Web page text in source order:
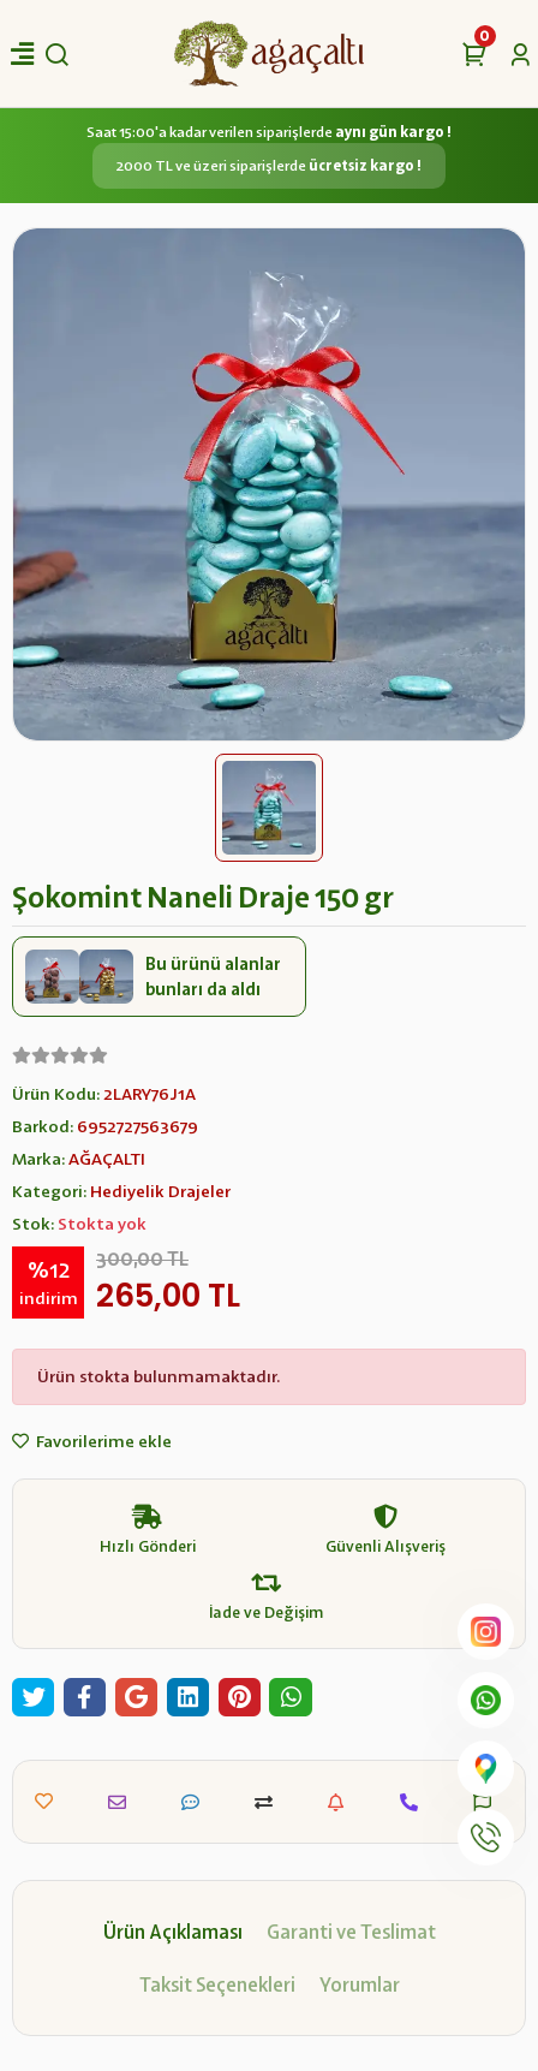
0
Saat 15:00'a kadar verilen siparişlerde aynı gün kargo !
2000 TL ve üzeri siparişlerde ücretsiz kargo !
Şokomint Naneli Draje 150 gr
Bu ürünü alanlar
bunları da aldı
Ürün Kodu:2LARY76J1A
Barkod: 6952727563679
Marka:AĞAÇALTI
Kategori: Hediyelik Drajeler
Stok: Stokta yok
%12
indirim
300,00 TL
265,00 TL
Ürün stokta bulunmamaktadır.
Favorilerime ekle
Hızlı Gönderi Güvenli Alışveriş
İade ve Değişim
Ürün Açıklaması Garanti ve Teslimat
Taksit Seçenekleri Yorumlar